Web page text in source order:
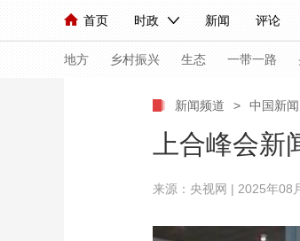
首页 时政 新闻 评论
人民领袖习近平 联播+ 中国领导人
直播 栏目大全 节目单
海外频道 iPanda English Монгол
地方 乡村振兴 生态 一带一路
热解
新闻频道 > 中国新闻
上合峰会
来源：央视网 | 2025年08